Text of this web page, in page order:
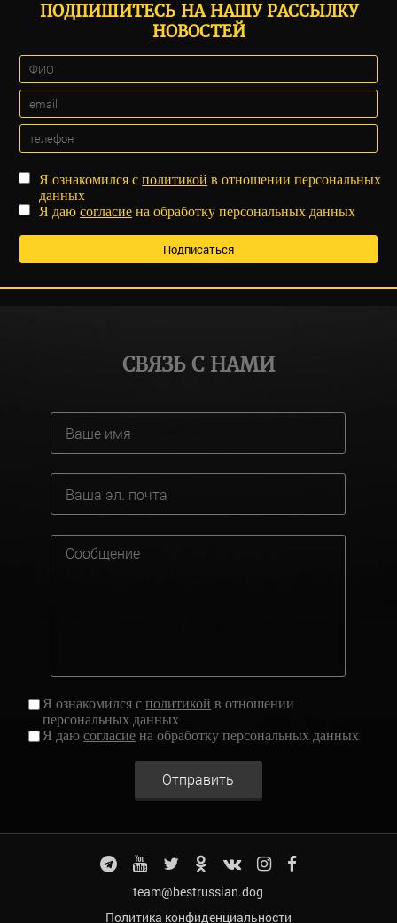
ПОДПИШИТЕСЬ НА НАШУ РАССЫЛКУ
НОВОСТЕЙ
Я ознакомился сполитикой в отношении персональных
данных
Я даюсогласие на обработку персональных данных
СВЯЗЬ С НАМИ
Я ознакомился сполитикой в отношении
персональных данных
Я даюсогласие на обработку персональных данных
Отправить
team@bestrussian.dog
Политика конфиденциальности